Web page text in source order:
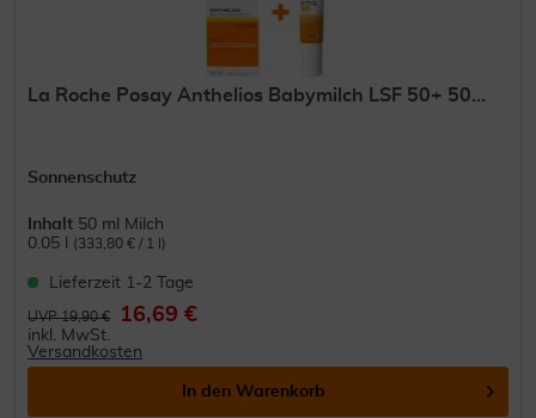
La Roche Posay Anthelios Babymilch LSF 50+ 50...
Sonnenschutz
Inhalt 50 ml Milch
0.05 l
(333,80 € / 1 l)
Lieferzeit 1-2 Tage
UVP 19,90 € 16,69 €
inkl. MwSt.
Versandkosten
In den Warenkorb